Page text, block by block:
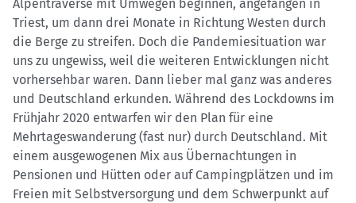
Alpentraverse mit Umwegen beginnen, angefangen in
Triest, um dann drei Monate in Richtung Westen durch
die Berge zu streifen. Doch die Pandemiesituation war
uns zu ungewiss, weil die weiteren Entwicklungen nicht
vorhersehbar waren. Dann lieber mal ganz was anderes
und Deutschland erkunden. Während des Lockdowns im
Frühjahr 2020 entwarfen wir den Plan für eine
Mehrtageswanderung (fast nur) durch Deutschland. Mit
einem ausgewogenen Mix aus Übernachtungen in
Pensionen und Hütten oder auf Campingplätzen und im
Freien mit Selbstversorgung und dem Schwerpunkt auf